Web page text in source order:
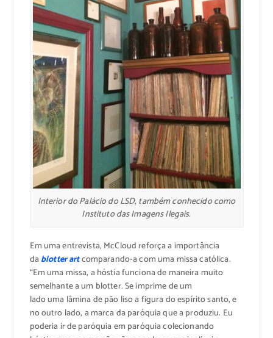
Interior do Palácio do LSD, também conhecido como
Instituto das Imagens Ilegais.
Em uma entrevista, McCloud reforça a importância
dablotter artcomparando-a com uma missa católica.
“Em uma missa, a hóstia funciona de maneira muito
semelhante a um blotter. Se imprime de um
lado uma lâmina de pão liso a figura do espírito santo, e
no outro lado, a marca da paróquia que a produziu. Eu
poderia ir de paróquia em paróquia colecionando